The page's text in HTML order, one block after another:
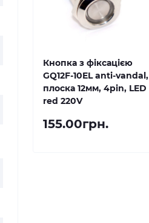
Кнопка з фіксацією
GQ12F-10EL anti-vandal,
плоска 12мм, 4pin, LED
red 220V
155.00грн.